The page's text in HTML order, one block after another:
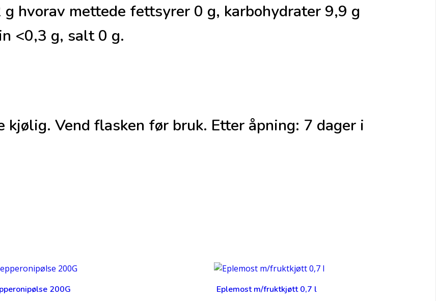
hvorav mettede fettsyrer 0 g, karbohydrater 9,9 g
<0,3 g, salt 0 g.
kjølig. Vend flasken før bruk. Etter åpning: 7 dager i
200G Eplemost m/fruktkjøtt 0,7 l